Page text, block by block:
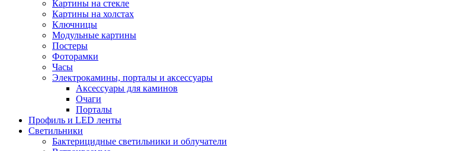
Картины на стекле
Картины на холстах
Ключницы
Модульные картины
Постеры
Фоторамки
Часы
Электрокамины, порталы и аксессуары
Аксессуары для каминов
Очаги
Порталы
Профиль и LED ленты
Светильники
Бактерицидные светильники и облучатели